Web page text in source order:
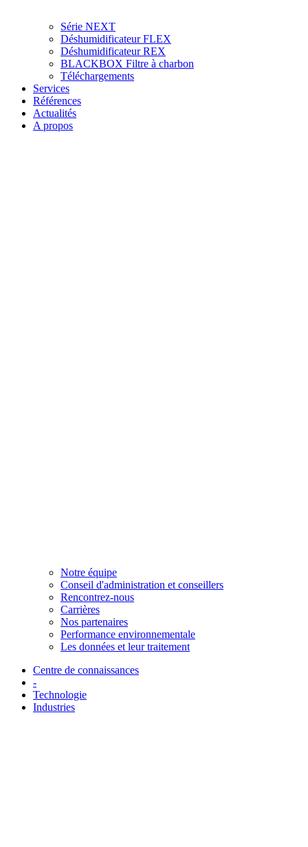
Série NEXT
Déshumidificateur FLEX
Déshumidificateur REX
BLACKBOX Filtre à charbon
Téléchargements
Services
Références
Actualités
A propos
Notre équipe
Conseil d'administration et conseillers
Rencontrez-nous
Carrières
Nos partenaires
Performance environnementale
Les données et leur traitement
Centre de connaissances
-
Technologie
Industries